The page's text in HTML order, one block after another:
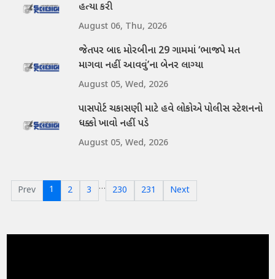
હત્યા કરી
August 06, Thu, 2026
જેતપર બાદ મોરબીના 29 ગામમાં ‘ભાજપે મત
માગવા નહીં આવવું’ના બેનર લાગ્યા
August 05, Wed, 2026
પાસપોર્ટ ચકાસણી માટે હવે લોકોએ પોલીસ સ્ટેશનનો
ધક્કો ખાવો નહીં પડે
August 05, Wed, 2026
Prev 1 2 3 … 230 231 Next